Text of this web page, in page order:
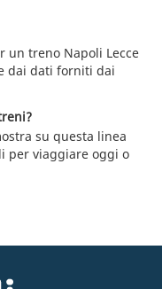
treno Napoli Lecce
dai dati forniti dai
su questa linea
per viaggiare oggi o